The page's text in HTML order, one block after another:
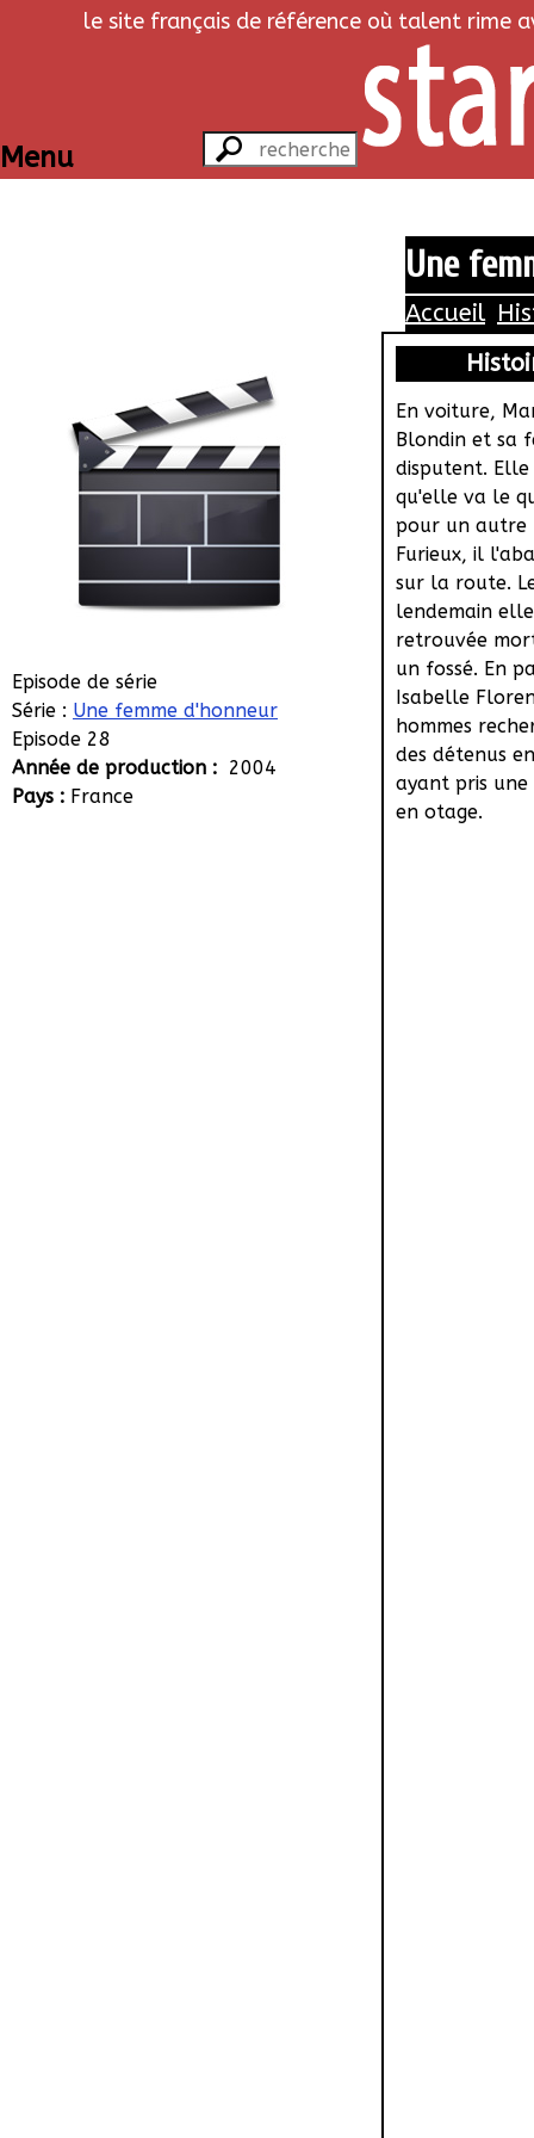
le site français de référence où talent rime
Menu
Episode de série
Série : Une femme d'honneur
Episode 28
Année de production : 2004
Pays : France
Une
Accueil
En voiture,
Blondin et sa
disputent. Elle
qu'elle va le
pour un autre
Furieux, il
sur la route.
lendemain
retrouvée
un fossé. En
Isabelle
hommes
des détenus
ayant pris une
en otage.